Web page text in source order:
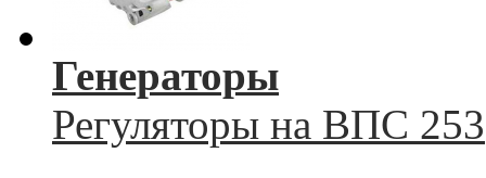
Генераторы
Регуляторы на ВПС 253